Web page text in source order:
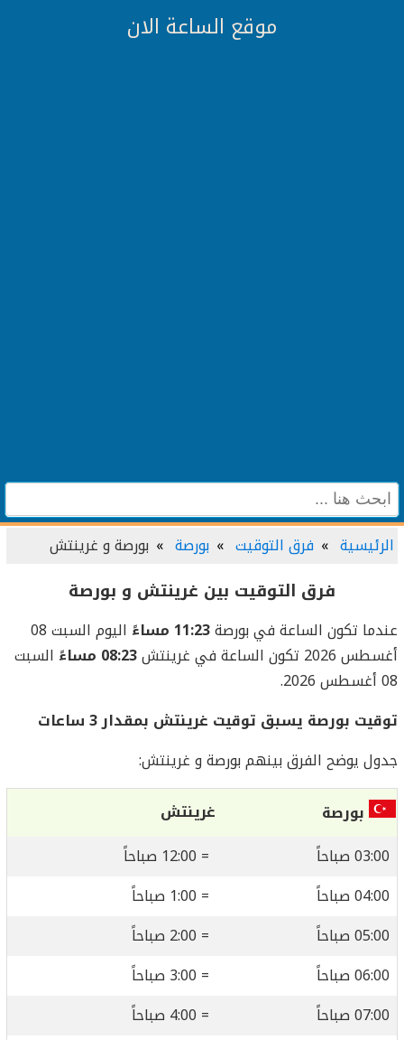
موقع الساعة الان
الرئيسية فرق التوقيت بورصة بورصة و غرينتش
فرق التوقيت بين غرينتش و بورصة
عندما تكون الساعة في بورصة11:23 مساءً
اليوم السبت 08
أغسطس 2026 تكون الساعة في غرينتش
08:23 مساءً
السبت
08 أغسطس 2026.
توقيت بورصة يسبق توقيت غرينتش بمقدار 3 ساعات
جدول يوضح الفرق بينهم بورصة و غرينتش:
بورصة
غرينتش
03:00 صباحاً
= 12:00 صباحاً
04:00 صباحاً
= 1:00 صباحاً
05:00 صباحاً
= 2:00 صباحاً
06:00 صباحاً
= 3:00 صباحاً
07:00 صباحاً
= 4:00 صباحاً